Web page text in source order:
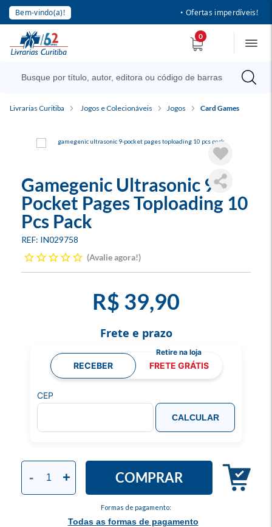
Bem-vindo(a)! • Ofertas imperdíveis!
0
Livrarias Curitiba Jogos e Colecionáveis Jogos Card Games
Gamegenic Ultrasonic 9-
Pocket Pages Toploading 10
Pcs Pack
IN029758
Avalie agora!
R$ 39,90
Formas de pagamento:
Todas as formas de pagamento
- + COMPRAR
Frete e prazo
RECEBER FRETE GRÁTIS
CEP
CALCULAR